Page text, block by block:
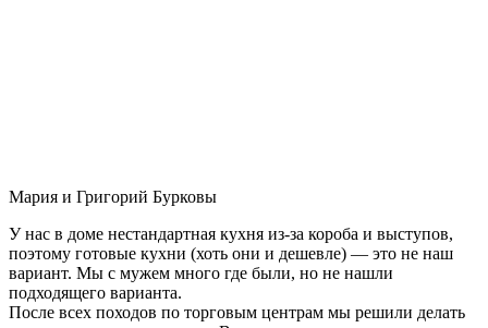
Мария и Григорий Бурковы
У нас в доме нестандартная кухня из-за короба и выступов,
поэтому готовые кухни (хоть они и дешевле) — это не наш
вариант. Мы с мужем много где были, но не нашли
подходящего варианта.
После всех походов по торговым центрам мы решили делать